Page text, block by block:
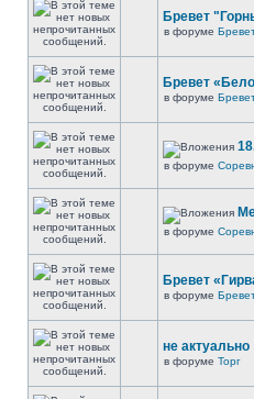
Бревет
в форуме
Бревет
в форуме
в форуме
в форуме
Бревет
в форуме
не актуально
в форуме Торг